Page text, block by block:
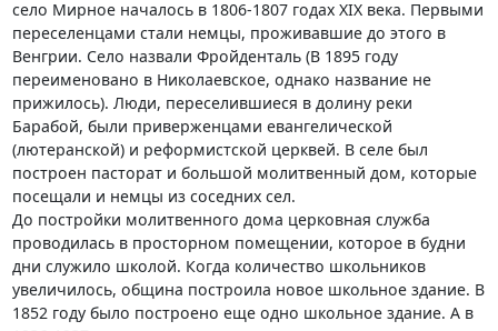
село Мирное началось в 1806-1807 годах XIX века. Первыми
переселенцами стали немцы, проживавшие до этого в
Венгрии. Село назвали Фройденталь (В 1895 году
переименовано в Николаевское, однако название не
прижилось). Люди, переселившиеся в долину реки
Барабой, были приверженцами евангелической
(лютеранской) и реформистской церквей. В селе был
построен пасторат и большой молитвенный дом, которые
посещали и немцы из соседних сел.
До постройки молитвенного дома церковная служба
проводилась в просторном помещении, которое в будни
дни служило школой. Когда количество школьников
увеличилось, община построила новое школьное здание. В
1852 году было построено еще одно школьное здание. А в